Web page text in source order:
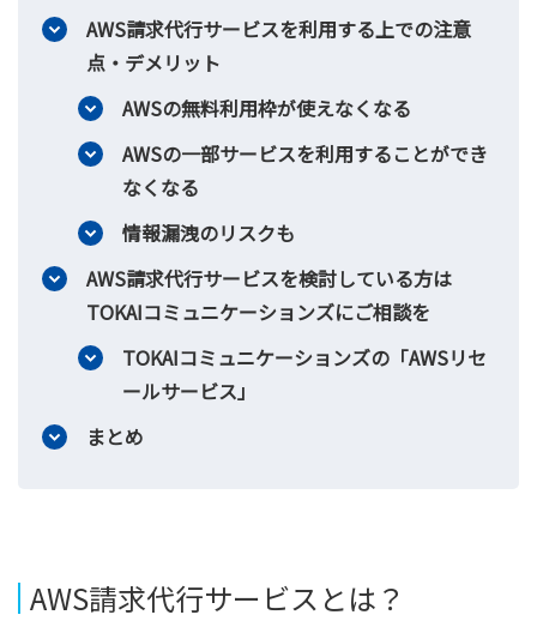
AWS請求代行サービスを利用する上での注意
点・デメリット
AWSの無料利用枠が使えなくなる
AWSの一部サービスを利用することができ
なくなる
情報漏洩のリスクも
AWS請求代行サービスを検討している方は
TOKAIコミュニケーションズにご相談を
TOKAIコミュニケーションズの「AWSリセ
ールサービス」
まとめ
AWS請求代行サービスとは？